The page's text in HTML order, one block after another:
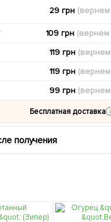
29 грн (вернем
109 грн (вернем
119 грн (вернем
119 грн (вернем
99 грн (вернем
Бесплатная доставка
получения